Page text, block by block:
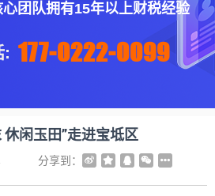
团队拥有15年以上财税经验
: 177-0222-0099
休闲玉田”走进宝坻区
分享到：